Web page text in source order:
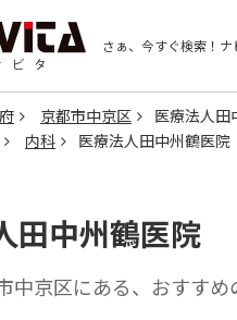
さぁ、今すぐ検索！ ナ
京都市中京区
医療法人田
内科 医療法人田中州鶴医院
田中州鶴医院
中京区にある、おすすめ